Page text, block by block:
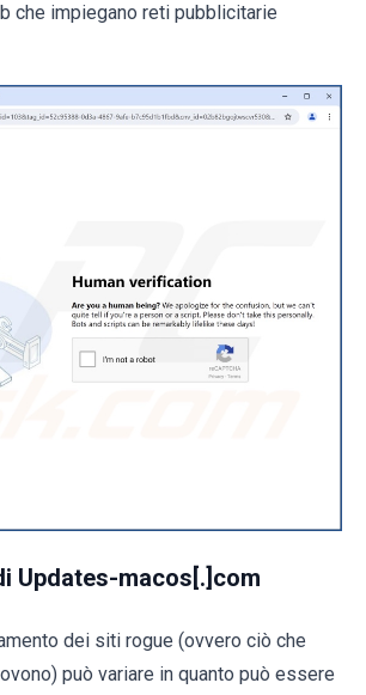
che impiegano reti pubblicitarie
Updates-macos[.]com
dei siti rogue (ovvero ciò che
può variare in quanto può essere